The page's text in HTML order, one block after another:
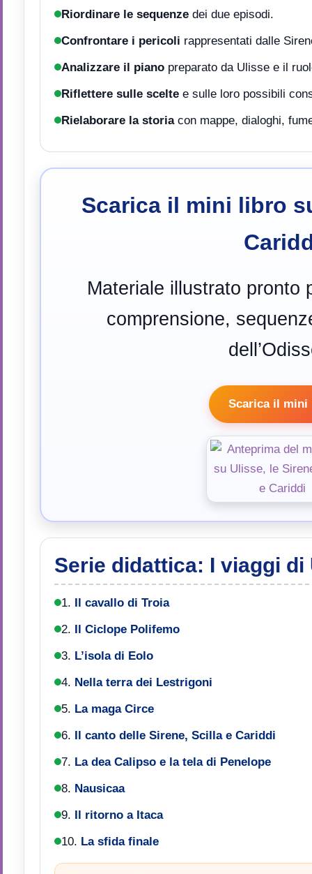
Riordinare le sequenze dei due episodi.
Confrontare i pericoli rappresentati dalle
Analizzare il piano preparato da Ulisse e il
Riflettere sulle scelte e sulle loro possibili
Rielaborare la storiacon mappe, dialoghi,
Scarica il mini libro
Materiale illustrato pronto
comprensione,
Scarica il mini
Serie didattica: I viaggi di
1. Il cavallo di Troia
2. Il Ciclope Polifemo
3. L’isola di Eolo
4. Nella terra dei Lestrigoni
5. La maga Circe
6. Il canto delle Sirene, Scilla e Cariddi
7. La dea Calipso e la tela di Penelope
8. Nausicaa
9. Il ritorno a Itaca
10. La sfida finale